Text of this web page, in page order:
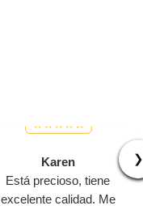
❯
Karen
Está precioso, tiene
excelente calidad. Me